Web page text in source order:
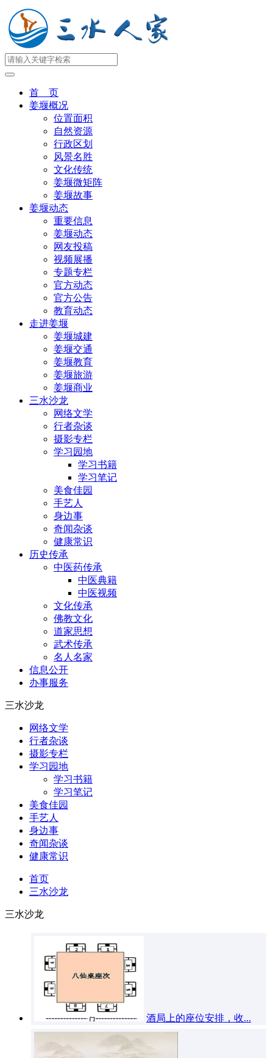
首 页
姜堰概况
位置面积
自然资源
行政区划
风景名胜
文化传统
姜堰微矩阵
姜堰故事
姜堰动态
重要信息
姜堰动态
网友投稿
视频展播
专题专栏
官方动态
官方公告
教育动态
走进姜堰
姜堰城建
姜堰交通
姜堰教育
姜堰旅游
姜堰商业
三水沙龙
网络文学
行者杂谈
摄影专栏
学习园地
学习书籍
学习笔记
美食佳园
手艺人
身边事
奇闻杂谈
健康常识
历史传承
中医药传承
中医典籍
中医视频
文化传承
佛教文化
道家思想
武术传承
名人名家
信息公开
办事服务
三水沙龙
网络文学
行者杂谈
摄影专栏
学习园地
学习书籍
学习笔记
美食佳园
手艺人
身边事
奇闻杂谈
健康常识
首页
三水沙龙
三水沙龙
酒局上的座位安排，收...